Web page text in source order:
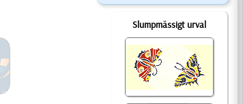
Slumpmässigt urval